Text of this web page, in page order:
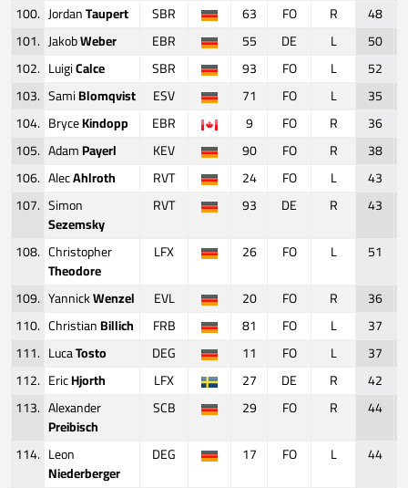
100. JordanTaupert SBR 63 FO R 48
101. JakobWeber EBR 55 DE L 50
102. LuigiCalce SBR 93 FO L 52
103. SamiBlomqvist ESV 71 FO L 35
104. BryceKindopp EBR 9 FO R 36
105. AdamPayerl KEV 90 FO R 38
106. AlecAhlroth RVT 24 FO L 43
107. Simon
Sezemsky
RVT 93 DE R 43
108. Christopher
Theodore
LFX 26 FO L 51
109. YannickWenzel EVL 20 FO R 36
110. ChristianBillich FRB 81 FO L 37
111. LucaTosto DEG 11 FO L 37
112. EricHjorth LFX 27 DE R 42
113. Alexander
Preibisch
SCB 29 FO R 44
114. Leon
Niederberger
DEG 17 FO L 44